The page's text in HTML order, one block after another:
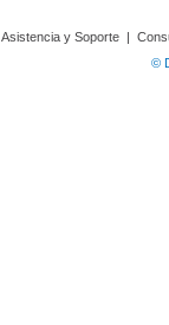
Asistencia y Soporte |
©